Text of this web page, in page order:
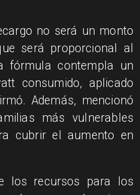
no será un monto
será proporcional al
fórmula contempla un
consumido, aplicado
Además, mencionó
más vulnerables
cubrir el aumento en
los recursos para los